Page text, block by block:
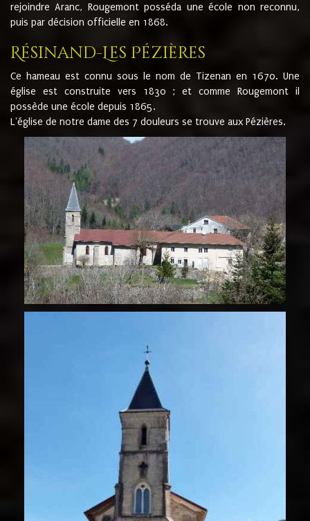
rejoindre Aranc, Rougemont posséda une école non reconnu,
puis par décision officielle en 1868.
Résinand-Les Pézières
Ce hameau est connu sous le nom de Tizenan en 1670. Une
église est construite vers 1830 ; et comme Rougemont il
possède une école depuis 1865.
L'église de notre dame des 7 douleurs se trouve aux Pézières.